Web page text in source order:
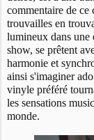
commentaire de ce
trouvailles en
lumineux dans
show, se prêtent
harmonie et
ainsi s'imaginer
vinyle préféré
les sensations
monde.